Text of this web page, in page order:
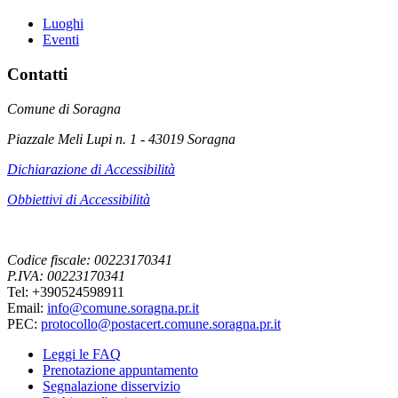
Luoghi
Eventi
Contatti
Comune di Soragna
Piazzale Meli Lupi n. 1 - 43019 Soragna
Dichiarazione di Accessibilità
Obbiettivi di Accessibilità
Codice fiscale: 00223170341
P.IVA: 00223170341
Tel: +390524598911
Email: info@comune.soragna.pr.it
PEC: protocollo@postacert.comune.soragna.pr.it
Leggi le FAQ
Prenotazione appuntamento
Segnalazione disservizio